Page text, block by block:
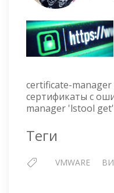
certificate-manager
сертификаты с
manager 'lstool get'
Теги
VMWARE